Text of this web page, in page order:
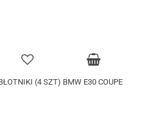
(4 SZT) BMW E30 COUPE